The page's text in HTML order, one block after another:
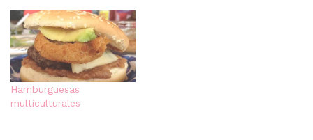
Hamburguesas
multiculturales